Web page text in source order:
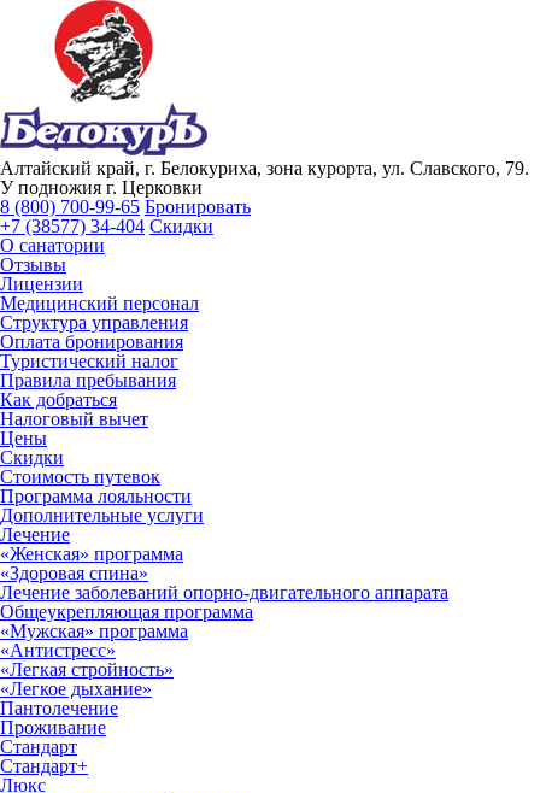
Алтайский край, г. Белокуриха, зона курорта, ул. Славского, 79.
У подножия г. Церковки
8 (800) 700-99-65 Бронировать
+7 (38577) 34-404 Скидки
О санатории
Отзывы
Лицензии
Медицинский персонал
Структура управления
Оплата бронирования
Туристический налог
Правила пребывания
Как добраться
Налоговый вычет
Цены
Скидки
Стоимость путевок
Программа лояльности
Дополнительные услуги
Лечение
«Женская» программа
«Здоровая спина»
Лечение заболеваний опорно-двигательного аппарата
Общеукрепляющая программа
«Мужская» программа
«Антистресс»
«Легкая стройность»
«Легкое дыхание»
Пантолечение
Проживание
Стандарт
Стандарт+
Люкс